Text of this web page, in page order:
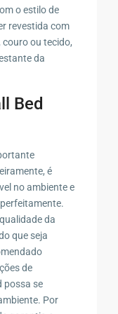
o estilo de
revestida com
ou tecido,
da
Bed
é
no ambiente e
da
que seja
de
possa se
Por